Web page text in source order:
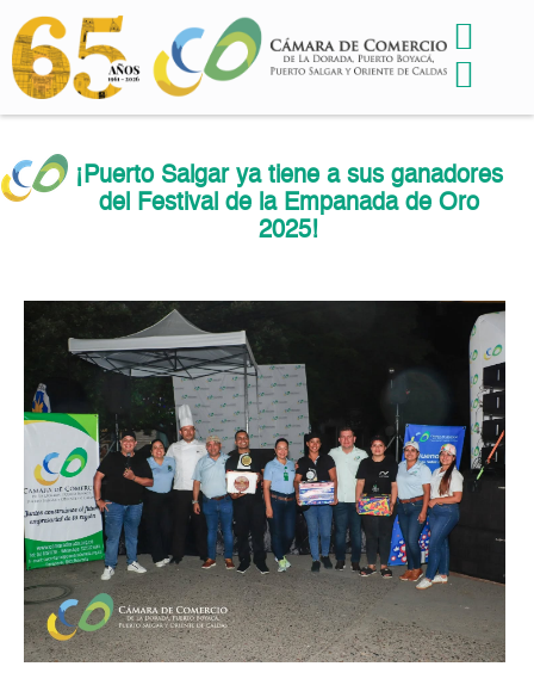
¡Puerto Salgar ya tiene a sus ganadores
del Festival de la Empanada de Oro
2025!